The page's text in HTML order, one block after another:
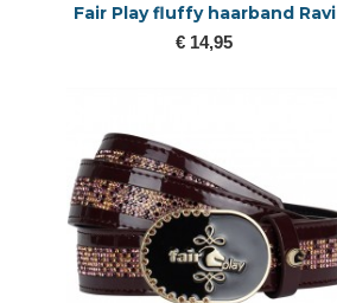
Fair Play fluffy haarband Ravi
€ 14,95